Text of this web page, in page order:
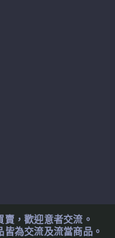
，歡迎意者交流。
為交流及流當商品。